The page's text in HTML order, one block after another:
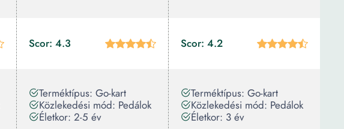
Scor: 4.3
Terméktípus: Go-kart
Közlekedési mód: Pedálok
Életkor: 2-5 év
Scor: 4.2
Terméktípus: Go-kart
Közlekedési mód: Pedálok
Életkor: 3 év